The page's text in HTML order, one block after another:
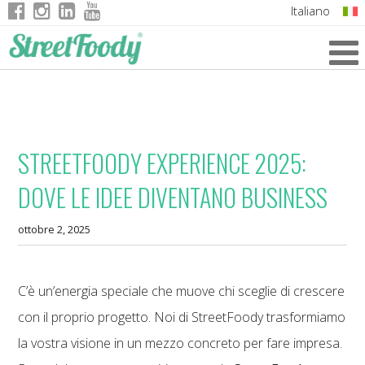
Italiano
STREETFOODY EXPERIENCE 2025:
DOVE LE IDEE DIVENTANO BUSINESS
ottobre 2, 2025
C’è un’energia speciale che muove chi sceglie di crescere
con il proprio progetto. Noi di StreetFoody trasformiamo
la vostra visione in un mezzo concreto per fare impresa.